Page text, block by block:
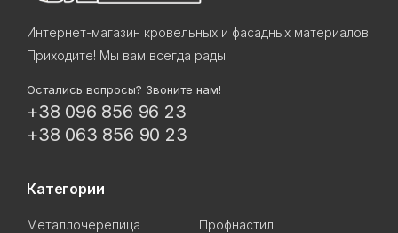
Интернет-магазин кровельных и фасадных материалов.
Приходите! Мы вам всегда рады!
Остались вопросы? Звоните нам!
+38 096 856 96 23
+38 063 856 90 23
Категории
Металлочерепица
Профнастил